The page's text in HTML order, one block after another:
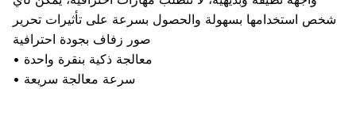
شخص استخدامها بسهولة والحصول بسرعة على تأثيرات تحرير
صور زفاف بجودة احترافية
• معالجة ذكية بنقرة واحدة
• سرعة معالجة سريعة